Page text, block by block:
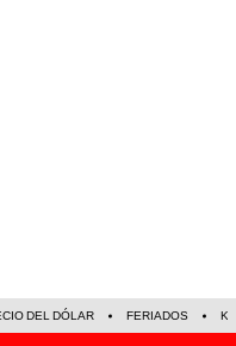
DEL DÓLAR FERIADOS